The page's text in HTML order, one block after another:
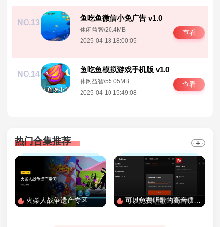
NO.13
鱼吃鱼微信小免广告 v1.0
休闲益智/20.4MB
2025-04-18 18:00:05
查看
NO.14
鱼吃鱼模拟游戏手机版 v1.0
休闲益智/55.05MB
2025-04-10 15:49:08
查看
热门合集推荐
火柴人战争遗产专区 可以免费听歌的高音质音乐软件专区